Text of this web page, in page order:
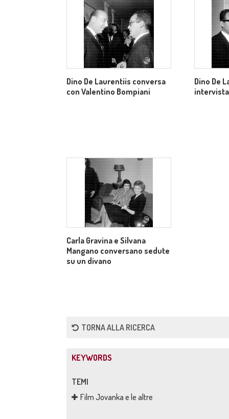
Dino De Laurentiis conversa
con Valentino Bompiani
Dino De
Carla Gravina e Silvana
Mangano conversano sedute
su un divano
TORNA ALLA RICERCA
KEYWORDS
TEMI
Film Jovanka e le altre